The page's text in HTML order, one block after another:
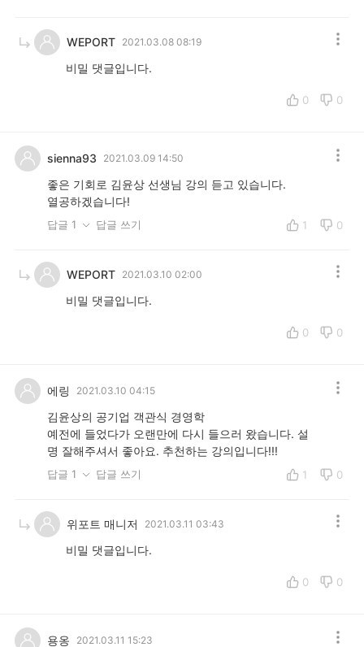
WEPORT 2021.03.08 08:19
비밀 댓글입니다.
0 0
sienna93 2021.03.09 14:50
좋은 기회로 김윤상 선생님 강의 듣고 있습니다.
열공하겠습니다!
답글 1 답글 쓰기 1 0
WEPORT 2021.03.10 02:00
비밀 댓글입니다.
0 0
에링 2021.03.10 04:15
김윤상의 공기업 객관식 경영학
예전에 들었다가 오랜만에 다시 들으러 왔습니다. 설
명 잘해주셔서 좋아요. 추천하는 강의입니다!!!
답글 1 답글 쓰기 1 0
위포트 매니저 2021.03.11 03:43
비밀 댓글입니다.
0 0
용옹 2021.03.11 15:23